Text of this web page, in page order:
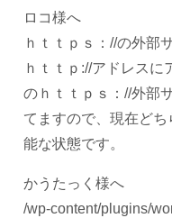
ロコ様へ
ｈｔｔｐｓ：//の外部
ｈｔｔｐ://アドレス
のｈｔｔｐｓ：//外部
てますので、現在ど
能な状態です。
かうたっく様へ
/wp-content/plugins/